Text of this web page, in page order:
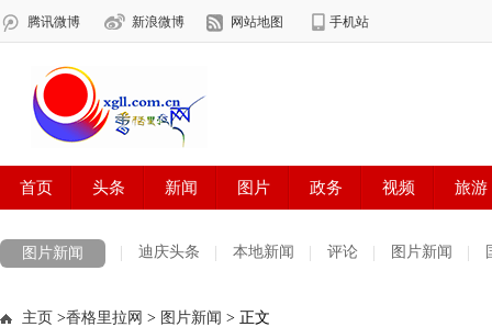
图片新闻 迪庆头条 本地新闻 评论 图片新闻
主页 >香格里拉网 > 图片新闻 > 正文